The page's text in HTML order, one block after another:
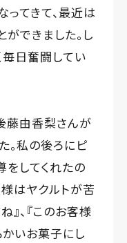
ってきて、最近は
できました。し
毎日奮闘してい
藤由香梨さんが
。私の後ろにピ
をしてくれたの
はヤクルトが苦
、『このお客様
いお菓子にし